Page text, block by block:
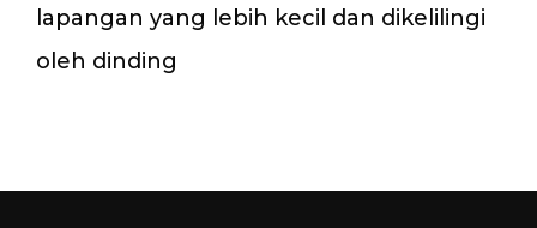
lapangan yang lebih kecil dan dikelilingi
oleh dinding